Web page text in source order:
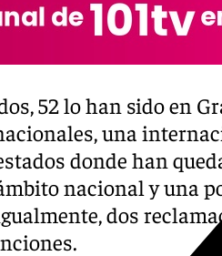
52 lo han sido en
una
donde han
nacional y una
dos